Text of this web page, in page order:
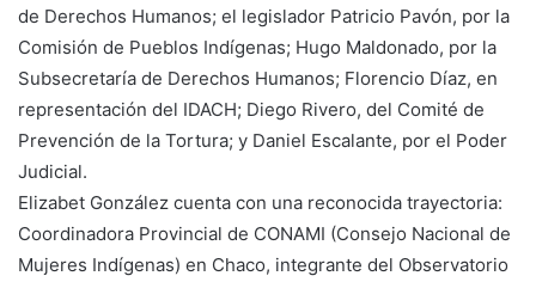
de Derechos Humanos; el legislador Patricio Pavón, por la
Comisión de Pueblos Indígenas; Hugo Maldonado, por la
Subsecretaría de Derechos Humanos; Florencio Díaz, en
representación del IDACH; Diego Rivero, del Comité de
Prevención de la Tortura; y Daniel Escalante, por el Poder
Judicial.
Elizabet González cuenta con una reconocida trayectoria:
Coordinadora Provincial de CONAMI (Consejo Nacional de
Mujeres Indígenas) en Chaco, integrante del Observatorio